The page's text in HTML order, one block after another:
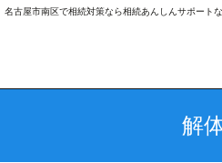
名古屋市南区で相続対策なら相続あんしんサポート
解